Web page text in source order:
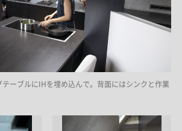
ーブルにIHを埋め込んで。背面にはシンクと作業